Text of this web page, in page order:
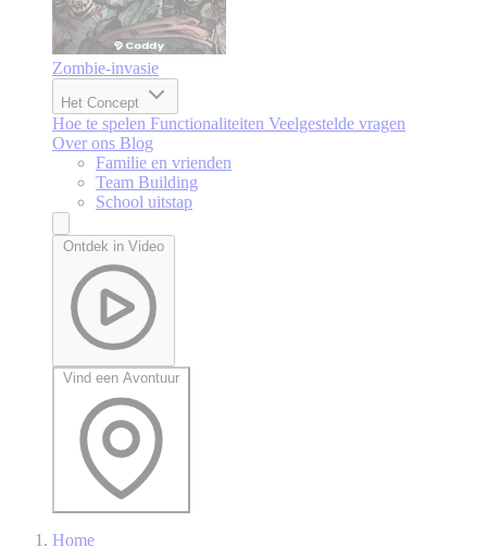
Zombie-invasie
Het Concept
Hoe te spelen Functionaliteiten Veelgestelde vragen
Over ons Blog
Familie en vrienden
Team Building
School uitstap
Ontdek in Video
Vind een Avontuur
Home